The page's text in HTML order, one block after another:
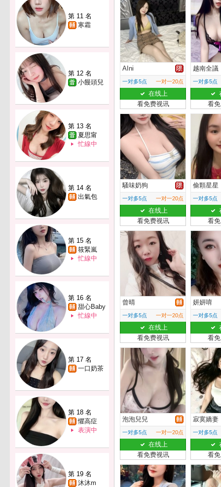
第 11 名
寒霜
第 12 名
小饅頭兒
第 13 名
夏思甯
忙線中
第 14 名
出氣包
第 15 名
筱緊嵐
忙線中
第 16 名
甜心Baby
忙線中
第 17 名
一口奶茶
第 18 名
懼高症
表演中
第 19 名
沐沐m
AIni
一对多5点 一对一20点
在线上
看免费视讯
越南全議
一对多5点
看
騷味奶狗
一对多5点 一对一20点
在线上
看免费视讯
偷顆星星
一对多5点
看
曾晴
一对多5点 一对一20点
在线上
看免费视讯
妍妍唷
一对多5点
看
泡泡兒兒
一对多5点 一对一20点
在线上
看免费视讯
寂寞嬌妻
一对多5点
看